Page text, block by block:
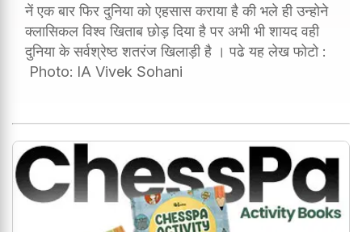
नें एक बार फिर दुनिया को एहसास कराया है की भले ही उन्होने
क्लासिकल विश्व खिताब छोड़ दिया है पर अभी भी शायद वही
दुनिया के सर्वश्रेष्ठ शतरंज खिलाड़ी है । पढे यह लेख फोटो :
Photo: IA Vivek Sohani